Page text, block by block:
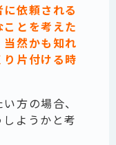
依頼される
とを考えた
然かも知れ
片付ける時
方の場合、
ようかと考